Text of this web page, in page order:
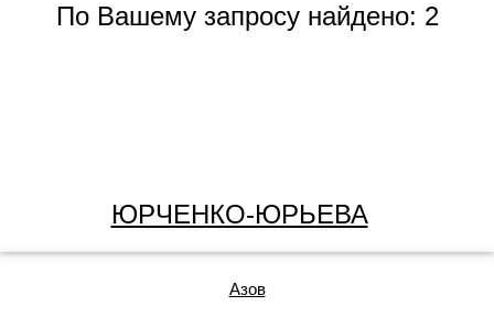
По Вашему запросу найдено: 2
ЮРЧЕНКО-ЮРЬЕВА
Азов